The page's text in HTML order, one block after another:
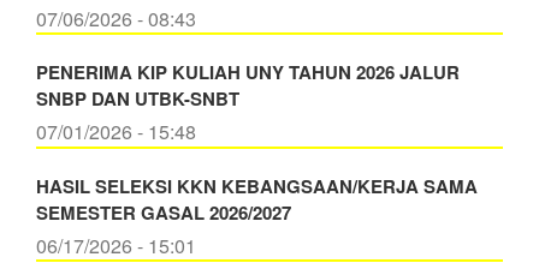
07/06/2026 - 08:43
PENERIMA KIP KULIAH UNY TAHUN 2026 JALUR
SNBP DAN UTBK-SNBT
07/01/2026 - 15:48
HASIL SELEKSI KKN KEBANGSAAN/KERJA SAMA
SEMESTER GASAL 2026/2027
06/17/2026 - 15:01